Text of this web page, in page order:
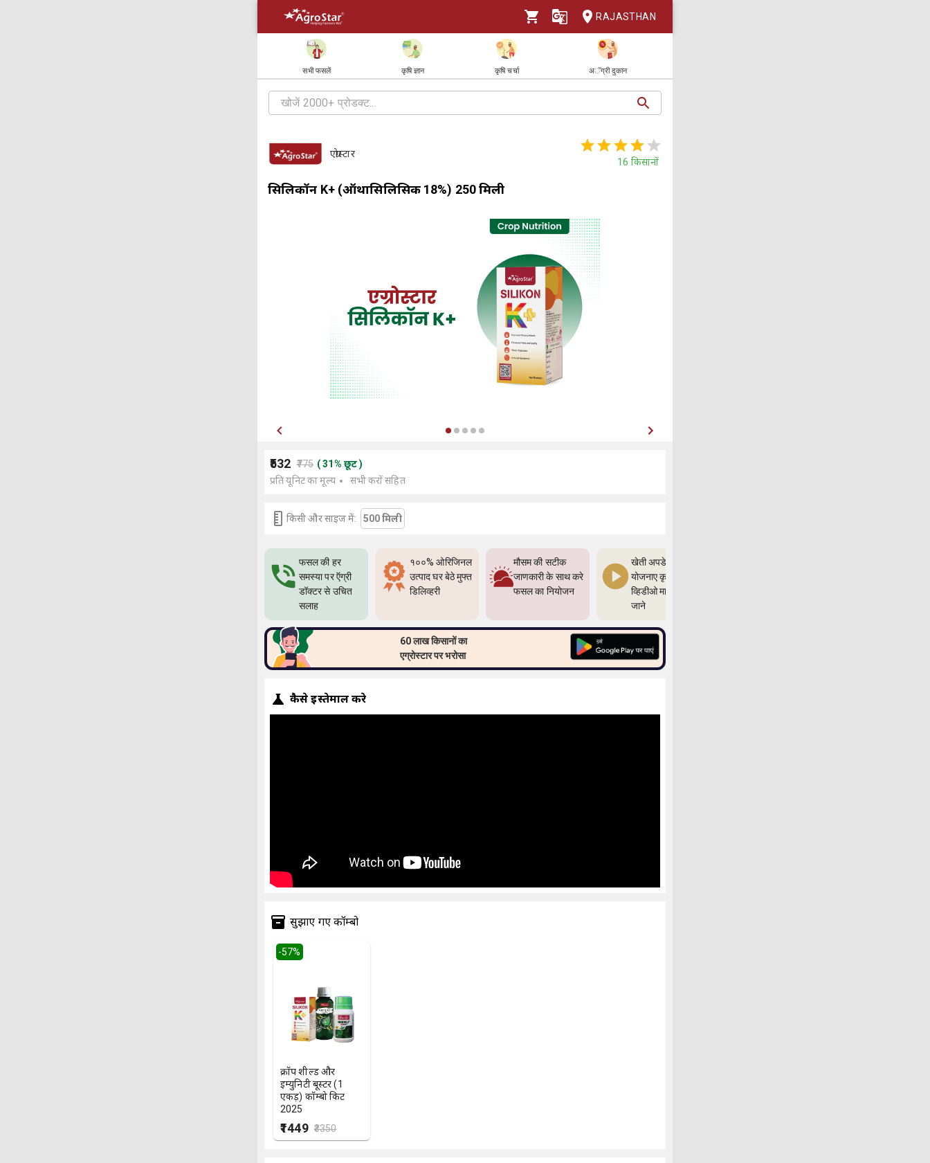
RAJASTHAN
सभी फसलें कृषि ज्ञान कृषि चर्चा अॅग्री दुकान
एग्रोस्टार
16 किसानों
सिलिकॉन K+ (ऑर्थोसिलिसिक 18%) 250 मिली
₹532 ₹775 (31% छूट)
प्रति यूनिट का मूल्य
सभी करों सहित
किसी और साइज में: 500 मिली
फसल की हर
समस्या पर ऍग्री
डॉक्टर से उचित
सलाह
१००% ओरिजिनल
उत्पाद घर बेठे मुफ्त
डिलिव्हरी
मौसम की सटीक
जाणकारी के साथ करे
फसल का नियोजन
खेती अपडेत,और
योजनाए कृषी ज्ञान
व्हिडीओ माध्यम से
जाने
60 लाख किसानों का
एग्रोस्टार पर भरोसा
कैसे इस्तेमाल करे
सुझाएं गए कॉम्बो
-57%
क्रॉप शील्ड और
इम्युनिटी बूस्टर (1
एकड़) कॉम्बो किट
2025
₹1449 ₹3350